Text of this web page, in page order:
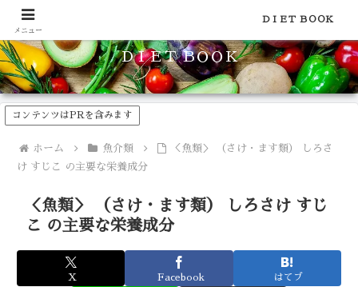
食品のカロリーや糖質などの栄養素がわかる！健康やダイエットに
ＤＩＥＴ ＢＯＯＫ
コンテンツはPRを含みます
ホーム 魚介類
＜魚類＞ （さけ・ます類） しろさ
け すじこ の主要な栄養成分
＜魚類＞ （さけ・ます類） しろさけ すじ
こ の主要な栄養成分
X Facebook はてブ
メニュー
ＤＩＥＴ ＢＯＯＫ